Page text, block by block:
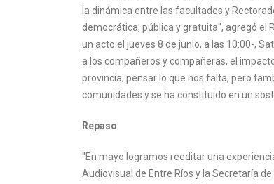
la dinámica entre las facultades y
democrática, pública y gratuita", agregó el
un acto el jueves 8 de junio, a las 10:00-,
a los compañeros y compañeras, el
provincia; pensar lo que nos falta, pero
comunidades y se ha constituido en un
Repaso
"En mayo logramos reeditar una
Audiovisual de Entre Ríos y la Secretaría